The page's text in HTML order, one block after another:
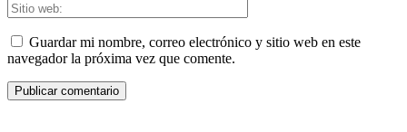
Guardar mi nombre, correo electrónico y sitio web en este
navegador la próxima vez que comente.